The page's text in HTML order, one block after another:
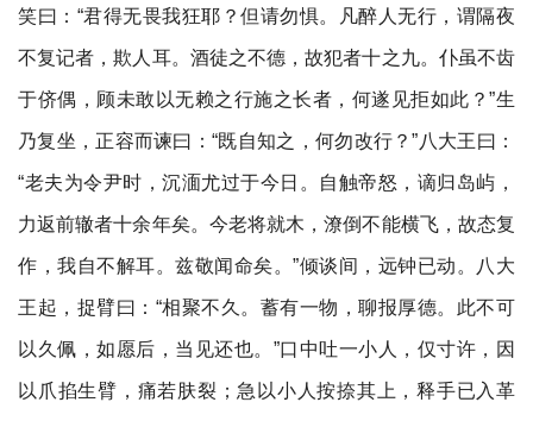
笑曰：“君得无畏我狂耶？但请勿惧。凡醉人无行，谓隔夜
不复记者，欺人耳。酒徒之不德，故犯者十之九。仆虽不齿
于侪偶，顾未敢以无赖之行施之长者，何遂见拒如此？”生
乃复坐，正容而谏曰：“既自知之，何勿改行？”八大王曰：
“老夫为令尹时，沉湎尤过于今日。自触帝怒，谪归岛屿，
力返前辙者十余年矣。今老将就木，潦倒不能横飞，故态复
作，我自不解耳。兹敬闻命矣。”倾谈间，远钟已动。八大
王起，捉臂曰：“相聚不久。蓄有一物，聊报厚德。此不可
以久佩，如愿后，当见还也。”口中吐一小人，仅寸许，因
以爪掐生臂，痛若肤裂；急以小人按捺其上，释手已入革